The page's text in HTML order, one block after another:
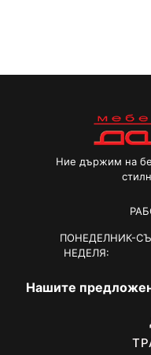
Ние държим на
ПОНЕДЕЛНИК-
НЕДЕЛЯ:
Нашите